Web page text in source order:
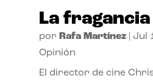
La
por Rafa Martínez| Jul
Opinión
El director de cine